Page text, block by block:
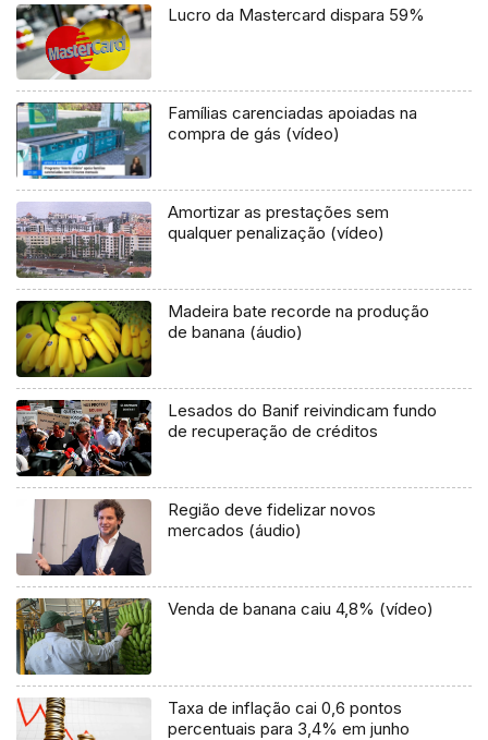
Lucro da Mastercard dispara 59%
Famílias carenciadas apoiadas na
compra de gás (vídeo)
Amortizar as prestações sem
qualquer penalização (vídeo)
Madeira bate recorde na produção
de banana (áudio)
Lesados do Banif reivindicam fundo
de recuperação de créditos
Região deve fidelizar novos
mercados (áudio)
Venda de banana caiu 4,8% (vídeo)
Taxa de inflação cai 0,6 pontos
percentuais para 3,4% em junho